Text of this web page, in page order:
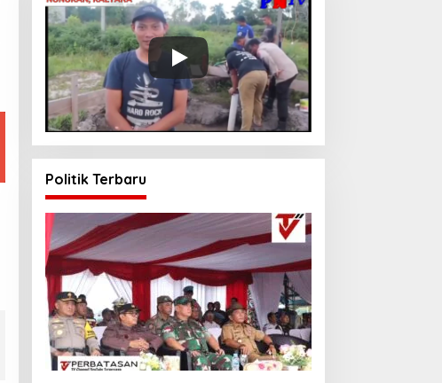
Politik Terbaru